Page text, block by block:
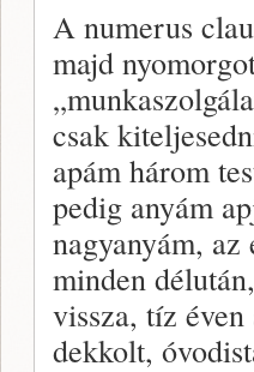
A numerus
majd
csak
apám három
pedig anyám
nagyanyám,
minden
vissza, tíz
dekkolt,